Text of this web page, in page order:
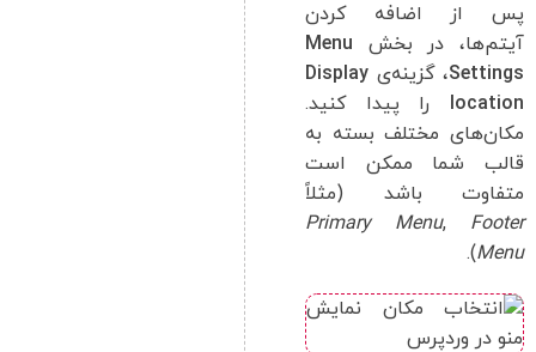
پس از اضافه کردن
آیتم‌ها، در بخش Menu
Settings، گزینه‌ی Display
location را پیدا کنید.
مکان‌های مختلف بسته به
قالب شما ممکن است
متفاوت باشد (مثلاً
Primary Menu, Footer
Menu
).